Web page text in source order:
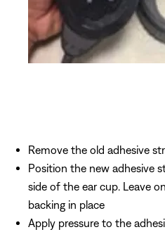
Remove the old adhesive
Position the new adhesive
side of the ear cup. Leave
backing in place
Apply pressure to the